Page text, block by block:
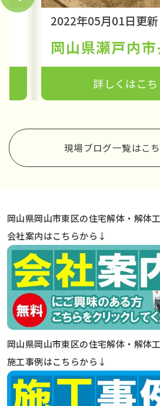
2022年05月01日更新
詳しくはこち
現場ブログ一覧はこ
岡山県岡山市東区の住宅解体・解体
会社案内はこちらから↓
岡山県岡山市東区の住宅解体・解体
施工事例はこちらから↓